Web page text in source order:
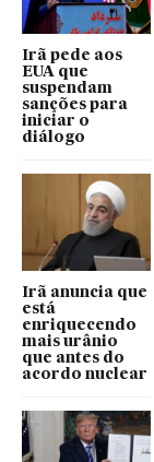
Irã pede aos
EUA que
suspendam
sanções para
iniciar o
diálogo
Irã anuncia que
está
enriquecendo
mais urânio
que antes do
acordo nuclear